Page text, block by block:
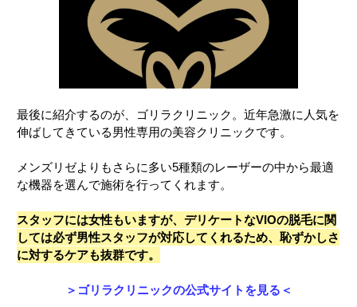
最後に紹介するのが、ゴリラクリニック。近年急激に人気を
伸ばしてきている男性専用の美容クリニックです。
メンズリゼよりもさらに多い5種類のレーザーの中から最適
な機器を選んで施術を行ってくれます。
スタッフには女性もいますが、デリケートなVIOの脱毛に関
しては必ず男性スタッフが対応してくれるため、恥ずかしさ
に対するケアも抜群です。
＞ゴリラクリニックの公式サイトを見る＜